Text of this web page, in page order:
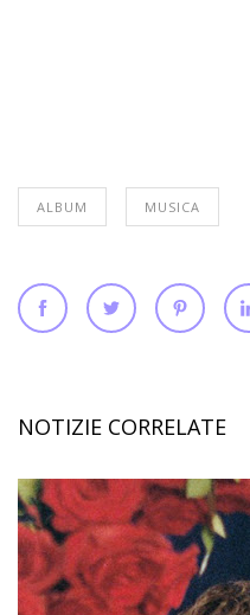
ALBUM MUSICA
NOTIZIE CORRELATE